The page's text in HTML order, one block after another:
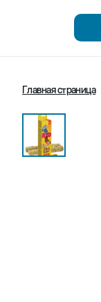
Главная страница